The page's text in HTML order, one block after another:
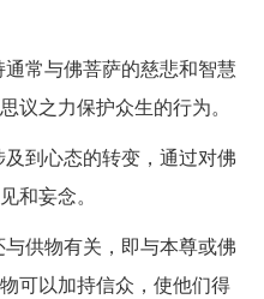
常与佛菩萨的慈悲和智慧
议之力保护众生的行为。
到心态的转变，通过对佛
和妄念。
供物有关，即与本尊或佛
可以加持信众，使他们得